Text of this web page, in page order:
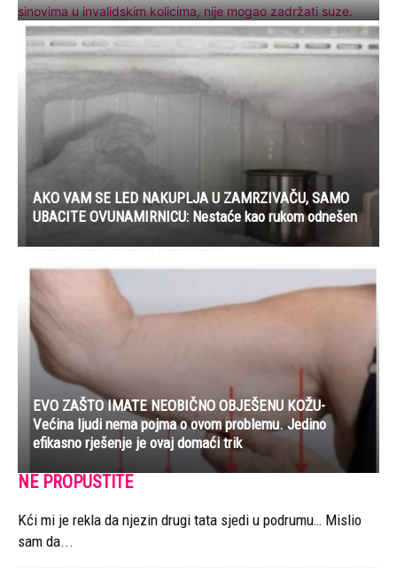
AKO VAM SE LED NAKUPLJA U ZAMRZIVAČU, SAMO
UBACITE OVUNAMIRNICU: Nestaće kao rukom odnešen
EVO ZAŠTO IMATE NEOBIČNO OBJEŠENU KOŽU-
Većina ljudi nema pojma o ovom problemu. Jedino
efikasno rješenje je ovaj domaći trik
NE PROPUSTITE
Kći mi je rekla da njezin drugi tata sjedi u podrumu… Mislio
sam da...